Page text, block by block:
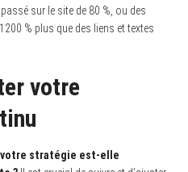
sur le site de 80 %, ou des
% plus que des liens et textes
votre
votre stratégie est-elle